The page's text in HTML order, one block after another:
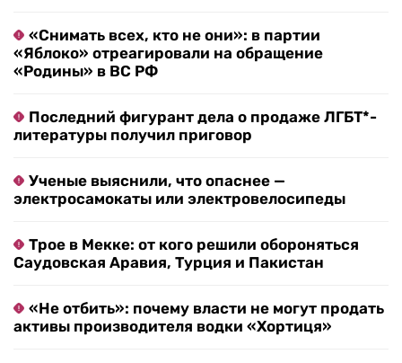
«Снимать всех, кто не они»: в партии
«Яблоко» отреагировали на обращение
«Родины» в ВС РФ
Последний фигурант дела о продаже ЛГБТ*-
литературы получил приговор
Ученые выяснили, что опаснее —
электросамокаты или электровелосипеды
Трое в Мекке: от кого решили обороняться
Саудовская Аравия, Турция и Пакистан
«Не отбить»: почему власти не могут продать
активы производителя водки «Хортиця»